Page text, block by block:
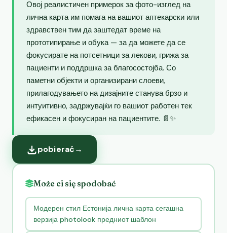
Овој реалистичен примерок за фото-изглед на
лична карта им помага на вашиот аптекарски или
здравствен тим да заштедат време на
прототипирање и обука — за да можете да се
фокусирате на потсетници за лекови, грижа за
пациенти и поддршка за благосостојба. Со
паметни објекти и организирани слоеви,
прилагодувањето на дизајните станува брзо и
интуитивно, задржувајќи го вашиот работен тек
ефикасен и фокусиран на пациентите. 📄✨
pobierać→
Może ci się spodobać
Модерен стил Естонија лична карта сегашна
верзија photolook предниот шаблон